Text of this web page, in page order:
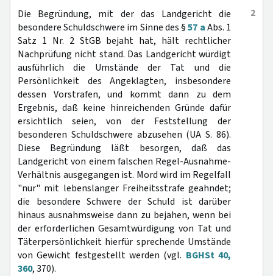
2
Die Begründung, mit der das Landgericht die
besondere Schuldschwere im Sinne des §57 aAbs. 1
Satz 1 Nr. 2 StGB bejaht hat, hält rechtlicher
Nachprüfung nicht stand. Das Landgericht würdigt
ausführlich die Umstände der Tat und die
Persönlichkeit des Angeklagten, insbesondere
dessen Vorstrafen, und kommt dann zu dem
Ergebnis, daß keine hinreichenden Gründe dafür
ersichtlich seien, von der Feststellung der
besonderen Schuldschwere abzusehen (UA S. 86).
Diese Begründung läßt besorgen, daß das
Landgericht von einem falschen Regel-Ausnahme-
Verhältnis ausgegangen ist. Mord wird im Regelfall
"nur" mit lebenslanger Freiheitsstrafe geahndet;
die besondere Schwere der Schuld ist darüber
hinaus ausnahmsweise dann zu bejahen, wenn bei
der erforderlichen Gesamtwürdigung von Tat und
Täterpersönlichkeit hierfür sprechende Umstände
von Gewicht festgestellt werden (vgl. BGHSt 40,
360, 370).